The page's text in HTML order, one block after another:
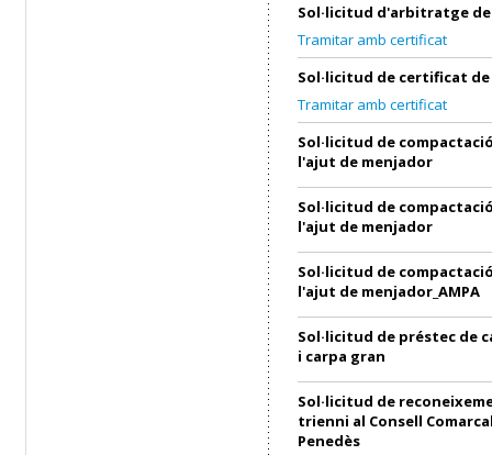
Sol·licitud d'arbitratge
Tramitar amb certificat
Sol·licitud de certificat
Tramitar amb certificat
Sol·licitud de
l'ajut de menjador
Sol·licitud de
l'ajut de menjador
Sol·licitud de
l'ajut de menjador_AMPA
Sol·licitud de préstec de
i carpa gran
Sol·licitud de
trienni al Consell
Penedès